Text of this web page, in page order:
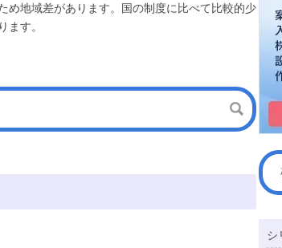
め地域差があります。国の制度に比べて比較的少
ます。
シ